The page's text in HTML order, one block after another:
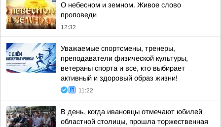
О небесном и земном. Живое слово
проповеди
12:32
Уважаемые спортсмены, тренеры,
преподаватели физической культуры,
ветераны спорта и все, кто выбирает
активный и здоровый образ жизни!
11:22
В день, когда ивановцы отмечают юбилей
областной столицы, прошла торжественная